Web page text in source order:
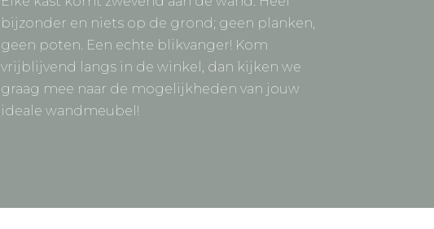
bijzonder en niets op de grond; geen planken,
geen poten. Een echte blikvanger! Kom
vrijblijvend langs in de winkel, dan kijken we
graag mee naar de mogelijkheden van jouw
ideale wandmeubel!